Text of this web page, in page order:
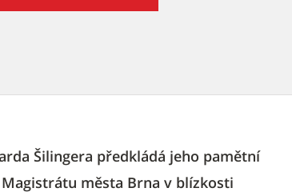
Šilingera předkládá jeho pamětní
města Brna v blízkosti